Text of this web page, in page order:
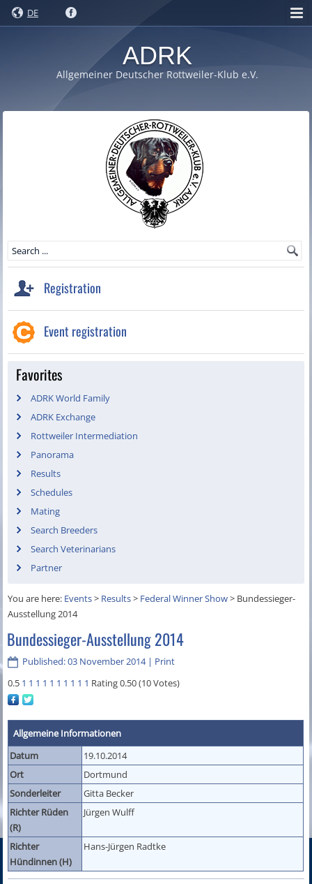
DE
ADRK
Allgemeiner Deutscher Rottweiler-Klub e.V.
Registration
Event registration
Favorites
ADRK World Family
ADRK Exchange
Rottweiler Intermediation
Panorama
Results
Schedules
Mating
Search Breeders
Search Veterinarians
Partner
You are here: Events> Results> Federal Winner Show> Bundessieger-
Ausstellung 2014
Bundessieger-Ausstellung 2014
Published: 03 November 2014| Print
0.5 1 1 1 1 1 1 1 1 1 1 Rating 0.50 (10 Votes)
Allgemeine Informationen
Datum
19.10.2014
Ort
Dortmund
Sonderleiter
Gitta Becker
Richter Rüden
(R)
Jürgen Wulff
Richter
Hündinnen (H)
Hans-Jürgen Radtke